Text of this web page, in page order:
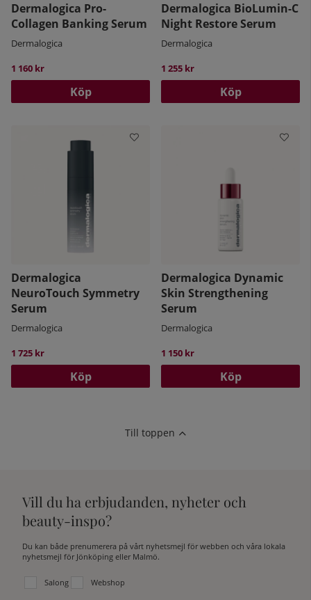
Dermalogica Pro-
Collagen Banking Serum
Dermalogica
1 160 kr
Köp
Dermalogica BioLumin-C
Night Restore Serum
Dermalogica
1 255 kr
Köp
Dermalogica
NeuroTouch Symmetry
Serum
Dermalogica
1 725 kr
Köp
Dermalogica Dynamic
Skin Strengthening
Serum
Dermalogica
1 150 kr
Köp
Till toppen
Vill du ha erbjudanden, nyheter och
beauty-inspo?
Du kan både prenumerera på vårt nyhetsmejl för webben och våra lokala
nyhetsmejl för Jönköping eller Malmö.
Välj vilken lista du vill prenumerera på:
Salong Webshop